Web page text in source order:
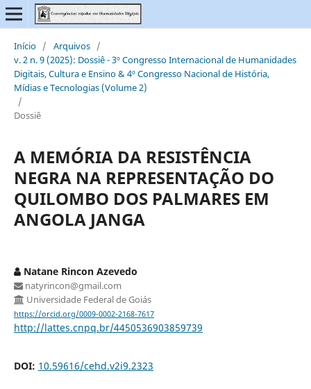
Início / Arquivos /
v. 2 n. 9 (2025): Dossiê - 3º Congresso Internacional de Humanidades
Digitais, Cultura e Ensino & 4º Congresso Nacional de História,
Mídias e Tecnologias (Volume 2)
/
Dossiê
A MEMÓRIA DA RESISTÊNCIA
NEGRA NA REPRESENTAÇÃO DO
QUILOMBO DOS PALMARES EM
ANGOLA JANGA
Natane Rincon Azevedo
natyrincon@gmail.com
Universidade Federal de Goiás
https://orcid.org/0009-0002-2168-7617
http://lattes.cnpq.br/4450536903859739
DOI: 10.59616/cehd.v2i9.2323